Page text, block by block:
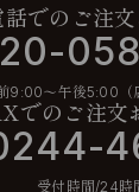
話でのご注
9:00〜午後5:00（
でのご注文
受付時間/24時